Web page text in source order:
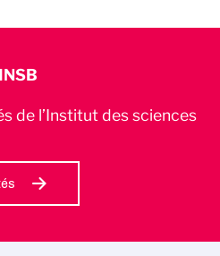
de l’Institut des sciences